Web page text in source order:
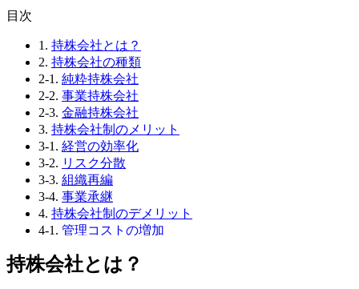
⽬次
1. 持株会社とは？
2. 持株会社の種類
2-1. 純粋持株会社
2-2. 事業持株会社
2-3. 金融持株会社
3. 持株会社制のメリット
3-1. 経営の効率化
3-2. リスク分散
3-3. 組織再編
3-4. 事業承継
4. 持株会社制のデメリット
4-1. 管理コストの増加
5.持株会社制・事業部制（カンパニー制）・分社制の
持株会社とは？